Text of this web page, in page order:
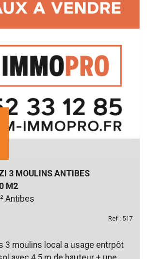
3 MOULINS ANTIBES
M2
Antibes
Ref : 517
3 moulins local a usage entrpôt